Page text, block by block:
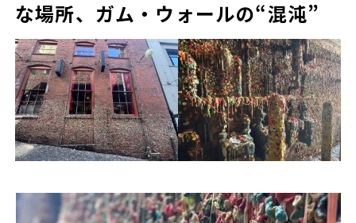
な場所、ガム・ウォールの“混沌”